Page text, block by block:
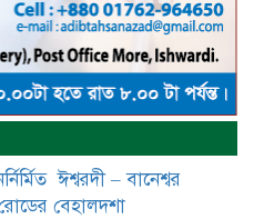
ছাত্রলীগের সাধারণ
বা পেশীশক্তি না থাকলে
টিকে থাকার একমাত্র উপায়
কেন্দ্রিয় নেতা সিরাজুল ইসলাম
ঈশ্বরদী – বানেশ্বর
বেহালদশা